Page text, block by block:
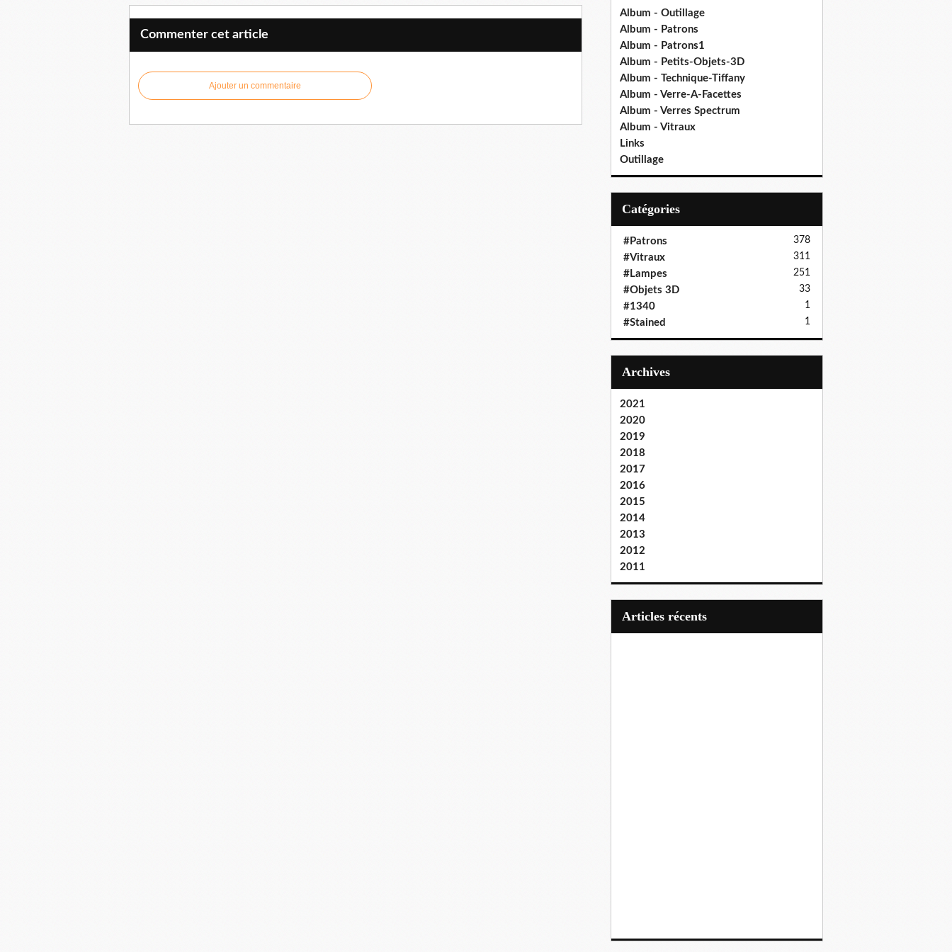
Commenter cet article
Ajouter un commentaire
Album - Outillage
Album - Patrons
Album - Patrons1
Album - Petits-Objets-3D
Album - Technique-Tiffany
Album - Verre-A-Facettes
Album - Verres Spectrum
Album - Vitraux
Links
Outillage
Catégories
#Patrons 378
#Vitraux 311
#Lampes 251
#Objets 3D 33
#1340 1
#Stained 1
Archives
2021
2020
2019
2018
2017
2016
2015
2014
2013
2012
2011
articles récents